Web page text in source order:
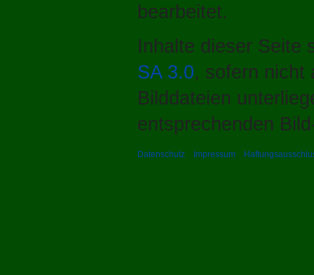
bearbeitet.
Inhalte dieser Seite
SA 3.0, sofern nicht
Bilddateien
entsprechenden
Datenschutz Impressum